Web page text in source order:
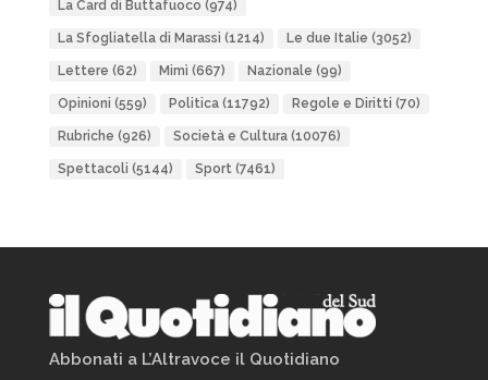
La Card di Buttafuoco (974)
La Sfogliatella di Marassi (1214) Le due Italie (3052)
Lettere (62) Mimì (667) Nazionale (99)
Opinioni (559) Politica(11792) Regole e Diritti (70)
Rubriche (926) Società e Cultura(10076)
Spettacoli (5144) Sport(7461)
Abbonati a L’Altravoce il Quotidiano